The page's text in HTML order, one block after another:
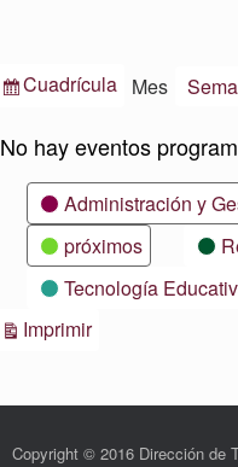
Ver
Cuadrícula Mes
No hay eventos
CategoríasAdministración y
próximos
Tecnología
ImprimirVistas
Copyright © 2016 Dirección de